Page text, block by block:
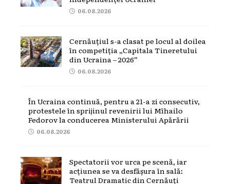
06.08.2026
Cernăuțiul s-a clasat pe locul al doilea
în competiția „Capitala Tineretului
din Ucraina – 2026”
06.08.2026
În Ucraina continuă, pentru a 21-a zi consecutiv,
protestele în sprijinul revenirii lui Mîhailo
Fedorov la conducerea Ministerului Apărării
06.08.2026
Spectatorii vor urca pe scenă, iar
acțiunea se va desfășura în sală:
Teatrul Dramatic din Cernăuți